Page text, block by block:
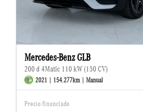
Mercedes-Benz GLB
200 d 4Matic 110 kW (150 CV)
2021 | 154.277km | Manual
Precio financiado